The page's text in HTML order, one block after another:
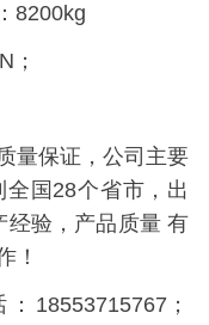
8200kg
；
量保证，公司主要
国28个省市，出
经验，产品质量 有
！
；